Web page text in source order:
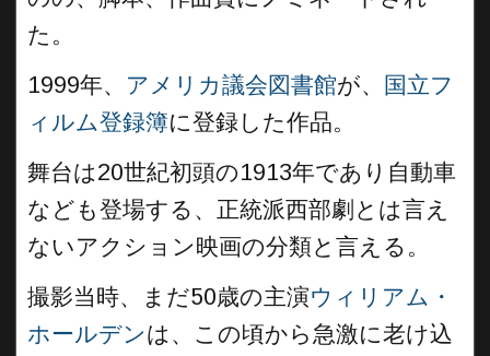
た。
1999年、 アメリカ議会図書館が、
国立フ
ィルム登録簿に登録した作品。
舞台は20世紀初頭の1913年であり自動車
なども登場する、正統派西部劇とは言え
ないアクション映画の分類と言える。
撮影当時、まだ50歳の主演ウィリアム・
ホールデンは、この頃から急激に老け込